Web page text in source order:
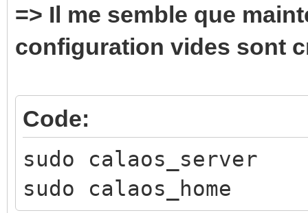
=> Il me semble que
configuration vides sont
Code:
sudo calaos_server
sudo calaos_home